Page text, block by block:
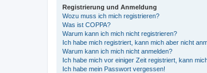
Registrierung und Anmeldung
Wozu muss ich mich registrieren?
Was ist COPPA?
Warum kann ich mich nicht registrieren?
Ich habe mich registriert, kann mich aber nicht
Warum kann ich mich nicht anmelden?
Ich habe mich vor einiger Zeit registriert, kann
Ich habe mein Passwort vergessen!